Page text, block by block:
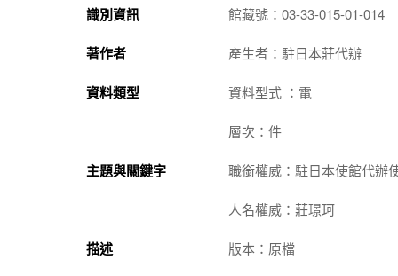
識別資訊 館藏號：03-33-015-01-014
著作者 產生者：駐日本莊代辦
資料類型 資料型式 ：電
層次：件
主題與關鍵字 職銜權威：駐日本使館代辦
人名權威：莊璟珂
描述 版本：原檔